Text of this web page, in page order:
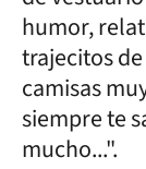
humor,
trajecitos
camisas
siempre te
mucho...".